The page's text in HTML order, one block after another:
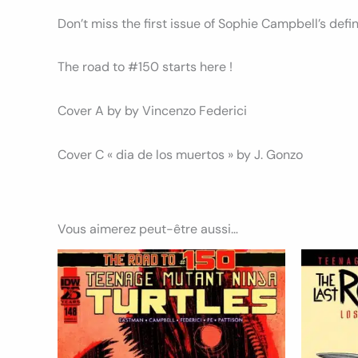
Don’t miss the first issue of Sophie Campbell’s
The road to #150 starts here !
Cover A by by Vincenzo Federici
Cover C « dia de los muertos » by J. Gonzo
Vous aimerez peut-être aussi…
Plage
de
prix :
11.50€
à
20.00€
Ce
produit
a
plusieurs
variations.